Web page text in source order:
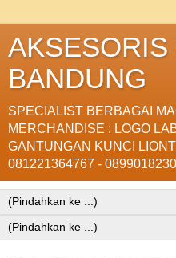
AKSESORIS
BANDUNG
SPECIALIST BERBAGAI
MERCHANDISE : LOGO
GANTUNGAN KUNCI
081221364767 -